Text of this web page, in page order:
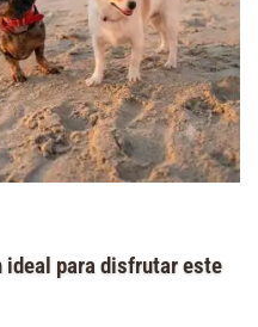
ideal para disfrutar este